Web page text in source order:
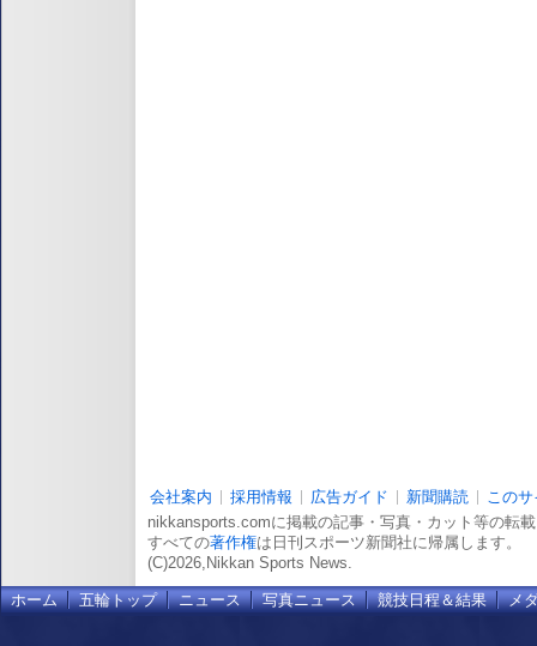
会社案内 採用情報 広告ガイド 新聞購読
この
nikkansports.comに掲載の記事・写真・カット等の転
すべての著作権は日刊スポーツ新聞社に帰属します。
(C)2026,Nikkan Sports News.
ホーム 五輪トップ ニュース 写真ニュース 競技日程＆結果 メ